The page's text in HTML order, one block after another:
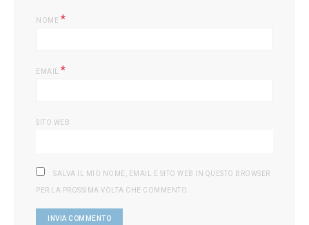
NOME *
EMAIL *
SITO WEB
SALVA IL MIO NOME, EMAIL E SITO WEB IN QUESTO BROWSER
PER LA PROSSIMA VOLTA CHE COMMENTO.